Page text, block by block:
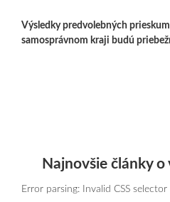
Výsledky predvolebných
samosprávnom kraji budú
Najnovšie články
Error parsing: Invalid CSS selector